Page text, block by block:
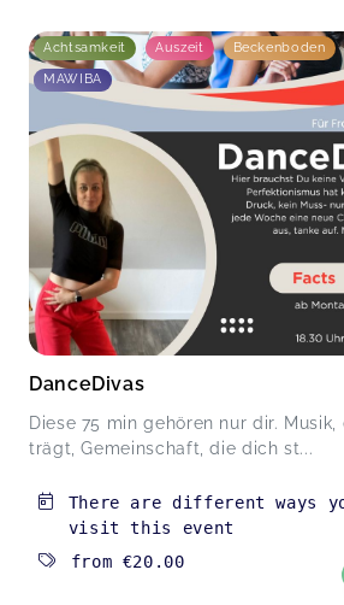
Achtsamkeit Auszeit Beckenboden
MAWIBA
DanceDivas
Diese 75 min gehören nur dir.
trägt, Gemeinschaft, die dich st...
There are different ways
visit this event
from €20.00